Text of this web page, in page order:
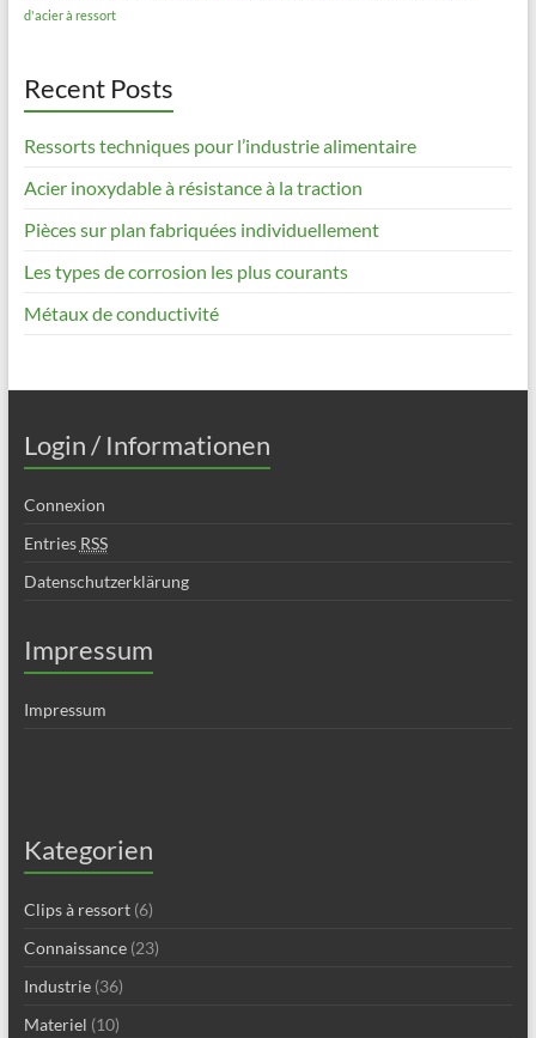
d'acier à ressort
Recent Posts
Ressorts techniques pour l’industrie alimentaire
Acier inoxydable à résistance à la traction
Pièces sur plan fabriquées individuellement
Les types de corrosion les plus courants
Métaux de conductivité
Login / Informationen
Connexion
Entries RSS
Datenschutzerklärung
Impressum
Impressum
Kategorien
Clips à ressort(6)
Connaissance(23)
Industrie(36)
Materiel (10)